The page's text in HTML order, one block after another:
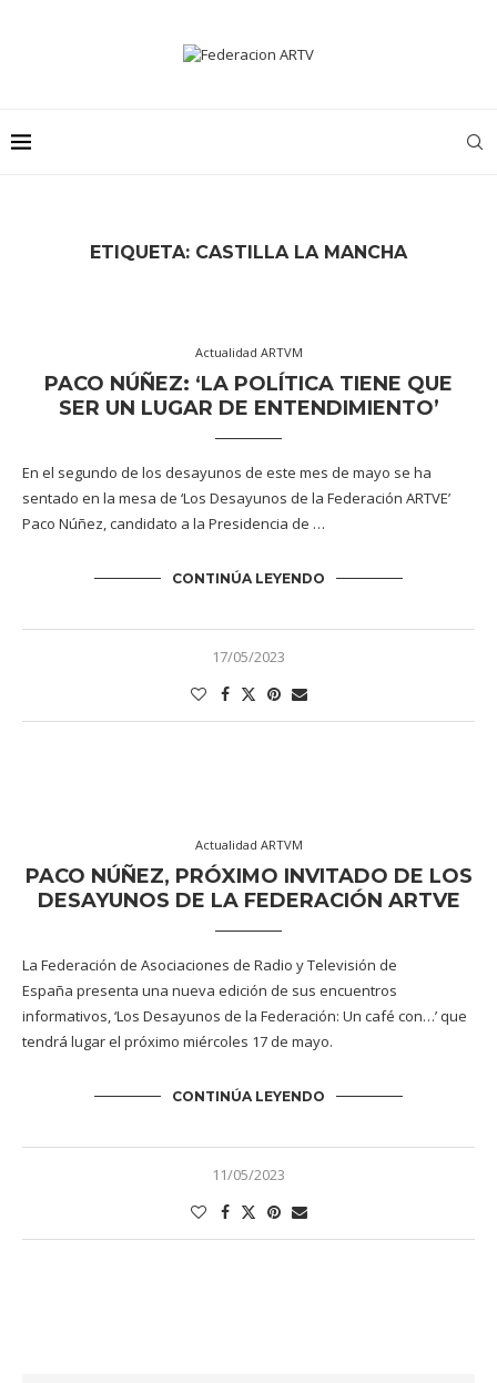
ETIQUETA: CASTILLA LA MANCHA
Actualidad ARTVM
PACO NÚÑEZ: ‘LA POLÍTICA TIENE QUE
SER UN LUGAR DE ENTENDIMIENTO’
En el segundo de los desayunos de este mes de mayo se ha
sentado en la mesa de ‘Los Desayunos de la Federación ARTVE’
Paco Núñez, candidato a la Presidencia de …
CONTINÚA LEYENDO
17/05/2023
Actualidad ARTVM
PACO NÚÑEZ, PRÓXIMO INVITADO DE LOS
DESAYUNOS DE LA FEDERACIÓN ARTVE
La Federación de Asociaciones de Radio y Televisión de
España presenta una nueva edición de sus encuentros
informativos, ‘Los Desayunos de la Federación: Un café con…’ que
tendrá lugar el próximo miércoles 17 de mayo.
CONTINÚA LEYENDO
11/05/2023